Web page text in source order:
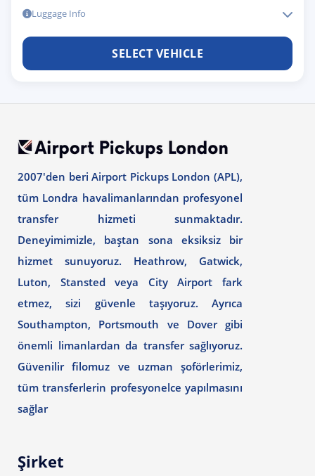
Luggage Info
SELECT VEHICLE
2007'den beri Airport Pickups London (APL),
tüm Londra havalimanlarından profesyonel
transfer hizmeti sunmaktadır.
Deneyimimizle, baştan sona eksiksiz bir
hizmet sunuyoruz. Heathrow, Gatwick,
Luton, Stansted veya City Airport fark
etmez, sizi güvenle taşıyoruz. Ayrıca
Southampton, Portsmouth ve Dover gibi
önemli limanlardan da transfer sağlıyoruz.
Güvenilir filomuz ve uzman şoförlerimiz,
tüm transferlerin profesyonelce yapılmasını
sağlar
Şirket